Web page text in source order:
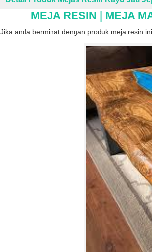
MEJA RESIN | MEJA
Jika anda berminat dengan produk meja resin